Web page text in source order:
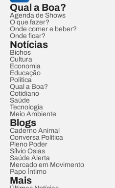
Qual a Boa?
Agenda de Shows
O que fazer?
Onde comer e beber?
Onde ficar?
Notícias
Bichos
Cultura
Economia
Educação
Política
Qual a Boa?
Cotidiano
Saúde
Tecnologia
Meio Ambiente
Blogs
Caderno Animal
Conversa Política
Pleno Poder
Sílvio Osias
Saúde Alerta
Mercado em Movimento
Papo Íntimo
Mais